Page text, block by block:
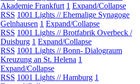
Akademie Frankfurt 1 Expand/Collapse
RSS 1001 Lights // Ehemalige Synagoge
Gelnhausen 1 Expand/Collapse
RSS 1001 Lights // Brotfabrik Overbeck /
Duisburg 1 Expand/Collapse
RSS 1001 Lights // Bonn- Dialograum
Kreuzung an St. Helena 1
Expand/Collapse
RSS 1001 Lights // Hamburg 1